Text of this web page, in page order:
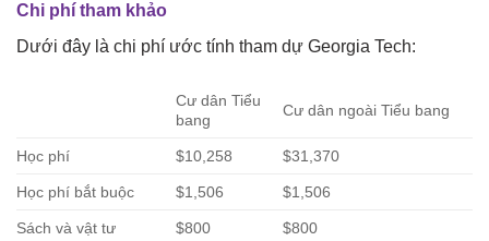
Chi phí tham khảo
Dưới đây là chi phí ước tính tham dự Georgia Tech:
Cư dân Tiểu
bang
Cư dân ngoài Tiểu bang
Học phí $10,258 $31,370
Học phí bắt buộc $1,506 $1,506
Sách và vật tư $800 $800